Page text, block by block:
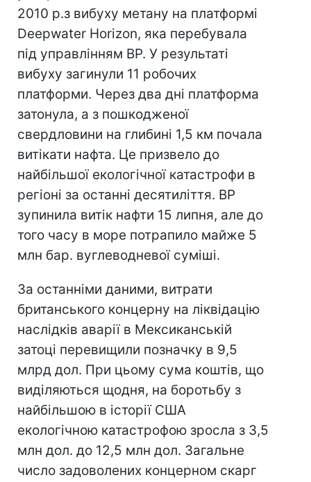
2010 р.з вибуху метану на платформі
Deepwater Horizon, яка перебувала
під управлінням BP. У результаті
вибуху загинули 11 робочих
платформи. Через два дні платформа
затонула, а з пошкодженої
свердловини на глибині 1,5 км почала
витікати нафта. Це призвело до
найбільшої екологічної катастрофи в
регіоні за останні десятиліття. ВР
зупинила витік нафти 15 липня, але до
того часу в море потрапило майже 5
млн бар. вуглеводневої суміші.
За останніми даними, витрати
британського концерну на ліквідацію
наслідків аварії в Мексиканській
затоці перевищили позначку в 9,5
млрд дол. При цьому сума коштів, що
виділяються щодня, на боротьбу з
найбільшою в історії США
екологічною катастрофою зросла з 3,5
млн дол. до 12,5 млн дол. Загальне
число задоволених концерном скарг